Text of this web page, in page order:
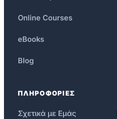
Online Courses
eBooks
Blog
ΠΛΗΡΟΦΟΡΙΕΣ
Σχετικά με Εμάς